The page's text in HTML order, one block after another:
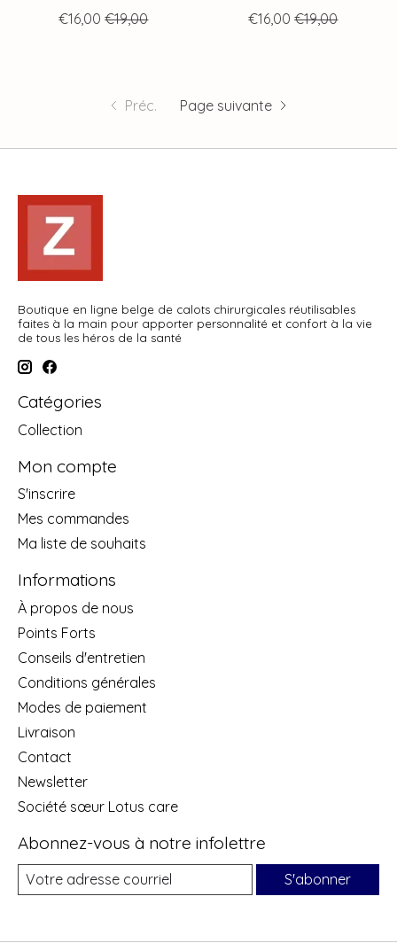
€16,00 €19,00
€16,00 €19,00
Préc. Page suivante
Boutique en ligne belge de calots chirurgicales réutilisables
faites à la main pour apporter personnalité et confort à la vie
de tous les héros de la santé
Catégories
Collection
Mon compte
S'inscrire
Mes commandes
Ma liste de souhaits
Informations
À propos de nous
Points Forts
Conseils d'entretien
Conditions générales
Modes de paiement
Livraison
Contact
Newsletter
Société sœur Lotus care
Abonnez-vous à notre infolettre
S'abonner